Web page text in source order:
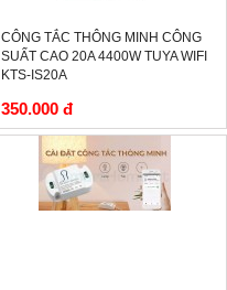
CÔNG TẮC THÔNG MINH CÔNG
SUẤT CAO 20A 4400W TUYA WIFI
KTS-IS20A
350.000 đ